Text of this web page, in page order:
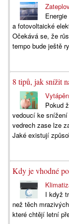
a fotovoltaické
Očekává se, že
tempo bude ještě
8 tipů, jak snížit
Pokud
vedoucí ke
vedrech zase lze
Jaké existují
Kdy je vhodné
I když
než těch
které chtějí letní